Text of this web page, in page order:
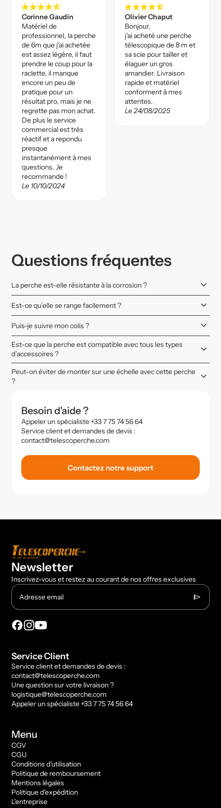
star_ratestar_ratestar_ratestar_ratestar_rate_half
Corinne Gaudin
Matériel de
professionnel, la perche
de 6m que j'ai achetée
est assez légère, il faut
prendre le coup pour la
raclette, il manque
encore un peu de
pratique pour un
résultat pro, mais je ne
regrette pas mon achat.
De plus le service
commercial est très
réactif et a repondu
presque
instantanément à mes
questions. Je
recommande !
Le 10/10/2024
star_ratestar_ratestar_ratestar_ratestar_rate_half
Olivier Chaput
Bonjour,
j'ai acheté une perche
télescopique de 8 m et
sa scie pour tailler et
élaguer un gros
amandier. Livraison
rapide et matériel
conforment à mes
attentes.
Le 24/08/2025
Besoin d'aide ?
Appeler un spécialiste +33 7 75 74 56 64
Service client et demandes de devis :
contact@telescoperche.com
Contactez notre support
Questions fréquentes
La perche est-elle résistante à la corrosion ? keyboard_arrow_down
Est-ce qu’elle se range facilement ? keyboard_arrow_down
Puis-je suivre mon colis ? keyboard_arrow_down
Est-ce que la perche est compatible avec tous les types
d’accessoires ?
keyboard_arrow_down
Peut-on éviter de monter sur une échelle avec cette perche
?
keyboard_arrow_down
Newsletter
Inscrivez-vous et restez au courant de nos offres exclusives
Adresse email
send
Service Client
Service client et demandes de devis :
contact@telescoperche.com
Une question sur votre livraison ?
logistique@telescoperche.com
Appeler un spécialiste +33 7 75 74 56 64
Menu
CGV
CGU
Conditions d'utilisation
Politique de remboursement
Mentions légales
Politique d'expédition
L'entreprise